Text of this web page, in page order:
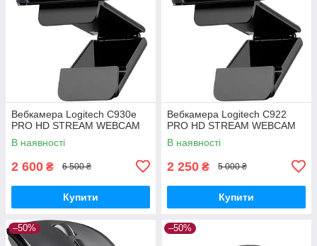
Вебкамера Logitech C930е
PRO HD STREAM WEBCAM
В наявності
2 600 ₴ 6 500 ₴
Купити
Вебкамера Logitech C922
PRO HD STREAM WEBCAM
В наявності
2 250 ₴ 5 000 ₴
Купити
–50% –50%